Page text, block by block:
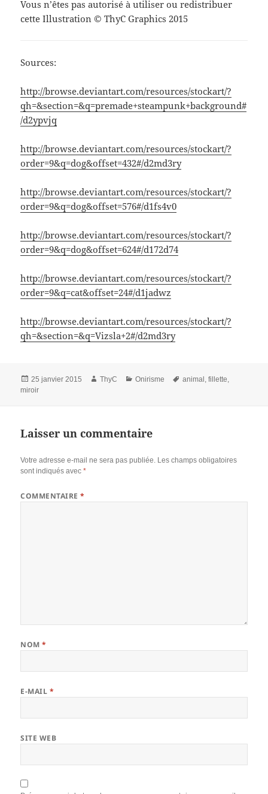
Vous n’êtes pas autorisé à utiliser ou redistribuer
cette Illustration © ThyC Graphics 2015
Sources:
http://browse.deviantart.com/resources/stockart/?
qh=&section=&q=premade+steampunk+background#
/d2ypvjq
http://browse.deviantart.com/resources/stockart/?
order=9&q=dog&offset=432#/d2md3ry
http://browse.deviantart.com/resources/stockart/?
order=9&q=dog&offset=576#/d1fs4v0
http://browse.deviantart.com/resources/stockart/?
order=9&q=dog&offset=624#/d172d74
http://browse.deviantart.com/resources/stockart/?
order=9&q=cat&offset=24#/d1jadwz
http://browse.deviantart.com/resources/stockart/?
qh=&section=&q=Vizsla+2#/d2md3ry
Publié
le
25 janvier 2015 Auteur
ThyC Catégories
Onirisme
Mots-
animal ,fillette
miroir
Laisser un commentaire
Votre adresse e-mail ne sera pas publiée. Les champs obligatoires
sont indiqués avec*
COMMENTAIRE*
NOM*
E-MAIL *
SITE WEB